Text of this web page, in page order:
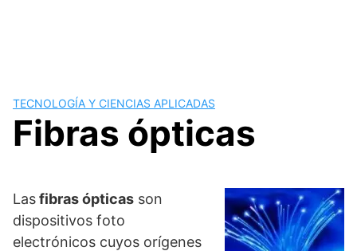
TECNOLOGÍA Y CIENCIAS APLICADAS
Fibras ópticas
Lasfibras ópticas son
dispositivos foto
electrónicos cuyos orígenes